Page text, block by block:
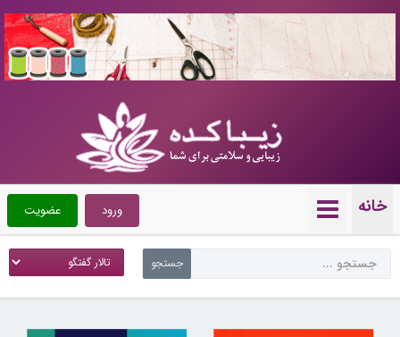
10723010
خانه عضویت ورود